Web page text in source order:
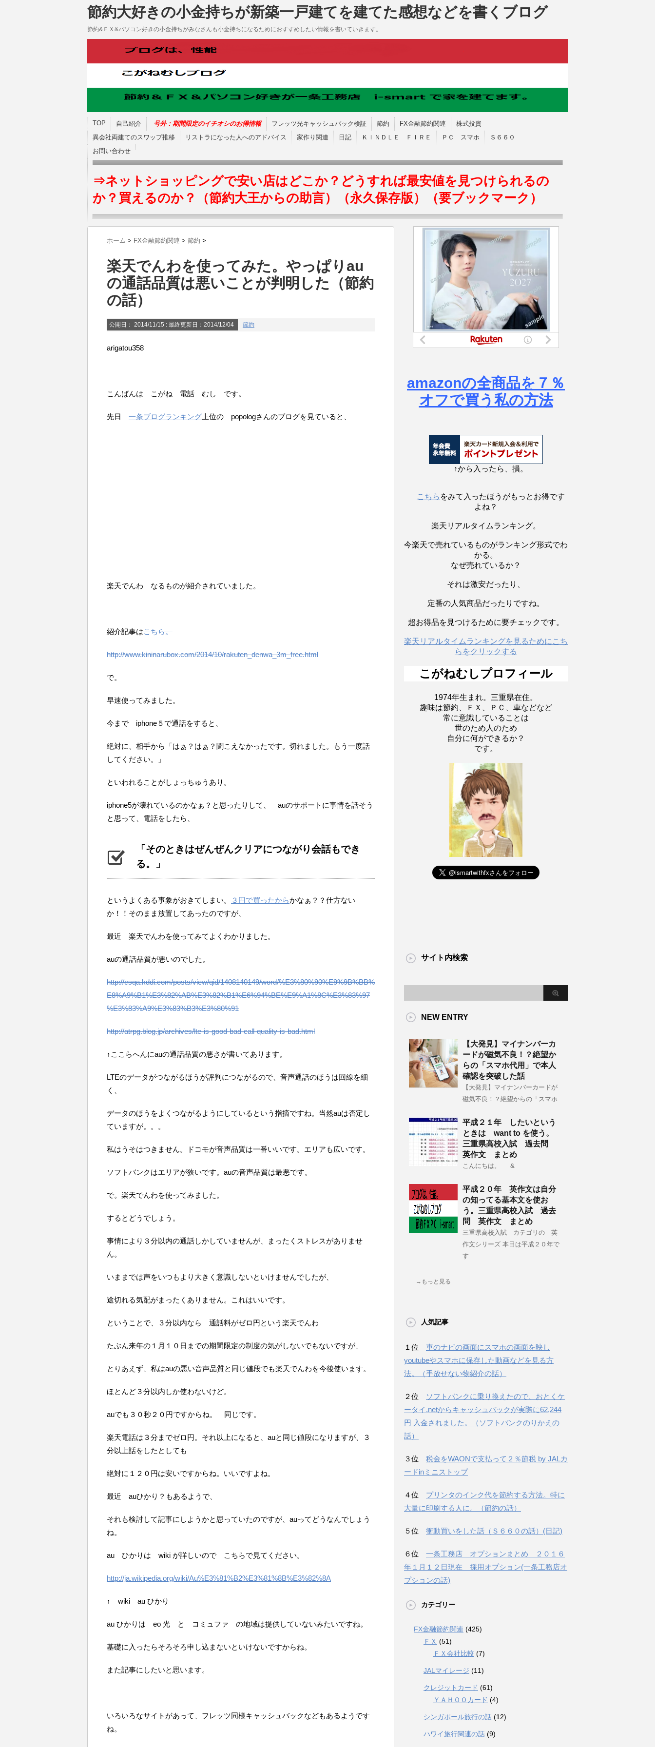
節約大好きの小金持ちが新築一戸建てを建てた感想などを書くブログ
節約&ＦＸ&パソコン好きの小金持ちがみなさんも小金持ちになるためにおすすめしたい情報を書いていきます。
TOP 自己紹介 号外：期間限定のイチオシのお得情報 フレッツ光キャッシュバック検証 節約 FX金融節約関連
株式投資
異会社両建てのスワップ推移
リストラになった人へのアドバイス 家作り関連 日記 ＫＩＮＤＬＥ ＦＩＲＥ ＰＣ スマホ
Ｓ６６０
お問い合わせ
⇒ネットショッピングで安い店はどこか？どうすれば最安値を見つけられるの
か？買えるのか？（節約大王からの助言）（永久保存版）（要ブックマーク）
ホーム > FX金融節約関連 > 節約 >
楽天でんわを使ってみた。やっぱりau
の通話品質は悪いことが判明した（節約
の話）
公開日： 2014/11/15 : 最終更新日：2014/12/04 節約
arigatou358
こんばんは こがね 電話 むし です。
先日 一条ブログランキング 上位の popologさんのブログを見ていると、
楽天でんわ なるものが紹介されていました。
紹介記事はこちら。
http://www.kininarubox.com/2014/10/rakuten_denwa_3m_free.html
で。
早速使ってみました。
今まで iphone５で通話をすると、
絶対に、相手から「はぁ？はぁ？聞こえなかったです。切れました。もう一度話
してください。」
といわれることがしょっちゅうあり。
iphone5が壊れているのかなぁ？と思ったりして、 auのサポートに事情を話そう
と思って、電話をしたら、
「そのときはぜんぜんクリアにつながり会話もでき
る。」
というよくある事象がおきてしまい。 ３円で買ったからかなぁ？？仕方ない
か！！そのまま放置してあったのですが、
最近 楽天でんわを使ってみてよくわかりました。
auの通話品質が悪いのでした。
http://csqa.kddi.com/posts/view/qid/1408140149/word/%E3%80%90%E9%9B%BB%
E8%A9%B1%E3%82%AB%E3%82%B1%E6%94%BE%E9%A1%8C%E3%83%97
%E3%83%A9%E3%83%B3%E3%80%91
http://atrpg.blog.jp/archives/lte-is-good-bad-call-quality-is-bad.html
↑ここらへんにauの通話品質の悪さが書いてあります。
LTEのデータがつながるほうが評判につながるので、音声通話のほうは回線を細
く、
データのほうをよくつながるようにしているという指摘ですね。当然auは否定し
ていますが。。。
私はうそはつきません。ドコモが音声品質は一番いいです。エリアも広いです。
ソフトバンクはエリアが狭いです。auの音声品質は最悪です。
で。楽天でんわを使ってみました。
するとどうでしょう。
事情により３分以内の通話しかしていませんが、まったくストレスがありませ
ん。
いままでは声をいつもより大きく意識しないといけませんでしたが、
途切れる気配がまったくありません。これはいいです。
ということで、３分以内なら 通話料がゼロ円という楽天でんわ
たぶん来年の１月１０日までの期間限定の制度の気がしないでもないですが、
とりあえず、私はauの悪い音声品質と同じ値段でも楽天でんわを今後使います。
ほとんど３分以内しか使わないけど。
auでも３０秒２０円ですからね。 同じです。
楽天電話は３分までゼロ円。それ以上になると、auと同じ値段になりますが、３
分以上話をしたとしても
絶対に１２０円は安いですからね。いいですよね。
最近 auひかり？もあるようで、
それも検討して記事にしようかと思っていたのですが、auってどうなんでしょう
ね。
au ひかりは wiki が詳しいので こちらで見てください。
http://ja.wikipedia.org/wiki/Au%E3%81%B2%E3%81%8B%E3%82%8A
↑ wiki au ひかり
au ひかりは eo 光 と コミュファ の地域は提供していないみたいですね。
基礎に入ったらそろそろ申し込まないといけないですからね。
また記事にしたいと思います。
いろいろなサイトがあって、フレッツ同様キャッシュバックなどもあるようです
ね。
amazonの全商品を７％
オフで買う私の方法
↑から入ったら、損。
こちら をみて入ったほうがもっとお得です
よね？
楽天リアルタイムランキング。
今楽天で売れているものがランキング形式でわ
かる。
なぜ売れているか？
それは激安だったり、
定番の人気商品だったりですね。
超お得品を見つけるために要チェックです。
楽天リアルタイムランキングを見るためにこち
らをクリックする
こがねむしプロフィール
1974年生まれ。三重県在住。
趣味は節約、ＦＸ、ＰＣ、車などなど
常に意識していることは
世のため人のため
自分に何ができるか？
です。
サイト内検索
NEW ENTRY
【大発見】マイナンバーカ
ードが磁気不良！？絶望か
らの「スマホ代用」で本人
確認を突破した話
【大発見】マイナンバーカードが
磁気不良！？絶望からの「スマホ
平成２１年 したいという
ときは want to を使う。
三重県高校入試 過去問
英作文 まとめ
こんにちは。 &
平成２０年 英作文は自分
の知ってる基本文を使お
う。三重県高校入試 過去
問 英作文 まとめ
三重県高校入試 カテゴリの 英
作文シリーズ 本日は平成２０年で
す
→もっと見る
人気記事
１位 車のナビの画面にスマホの画面を映し
youtubeやスマホに保存した動画などを見る方
法。（手放せない物紹介の話）
２位
ソフトバンクに乗り換えたので、おとくケ
ータイ.netからキャッシュバックが実際に62,244
円 入金されました。（ソフトバンクのりかえの
話）
３位 税金をWAONで支払って２％節税 by JALカ
ードinミニストップ
４位 プリンタのインク代を節約する方法。特に
大量に印刷する人に。（節約の話）
５位 衝動買いをした話（Ｓ６６０の話）(日記)
６位 一条工務店 オプションまとめ ２０１６
年１月１２日現在 採用オプション(一条工務店オ
プションの話)
カテゴリー
FX金融節約関連 (425)
ＦＸ (51)
ＦＸ会社比較 (7)
JALマイレージ (11)
クレジットカード (61)
ＹＡＨＯＯカード (4)
シンガポール旅行の話 (12)
ハワイ旅行関連の話 (9)